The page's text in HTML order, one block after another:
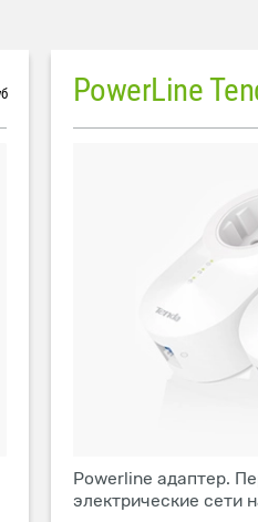
PowerLine
Powerline адаптер.
электрические сети